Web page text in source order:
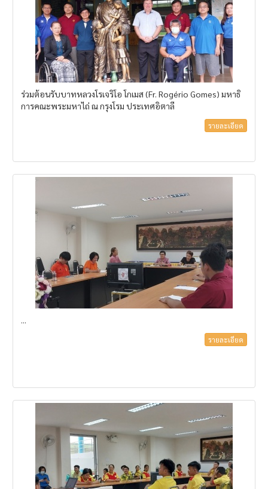
ร่วมต้อนรับบาทหลวงโรเจริโอ โกเมส (Fr. Rogério Gomes) มหาธิ
การคณะพระมหาไถ่ ณ กรุงโรม ประเทศอิตาลี
รายละเอียด
...
รายละเอียด